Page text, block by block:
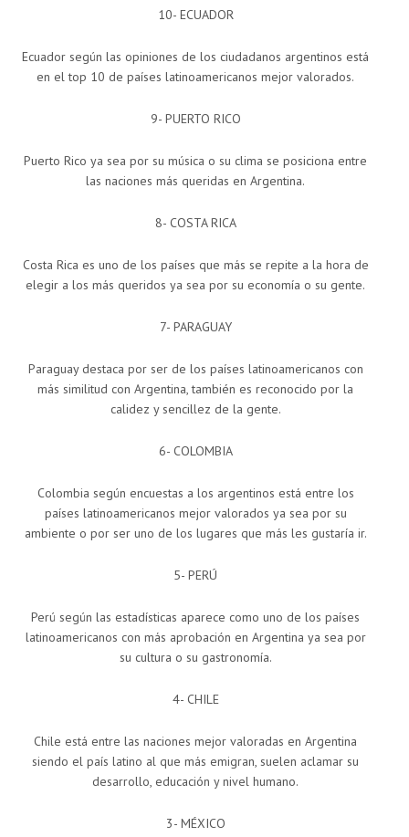
10- ECUADOR
Ecuador según las opiniones de los ciudadanos argentinos está
en el top 10 de países latinoamericanos mejor valorados.
9- PUERTO RICO
Puerto Rico ya sea por su música o su clima se posiciona entre
las naciones más queridas en Argentina.
8- COSTA RICA
Costa Rica es uno de los países que más se repite a la hora de
elegir a los más queridos ya sea por su economía o su gente.
7- PARAGUAY
Paraguay destaca por ser de los países latinoamericanos con
más similitud con Argentina, también es reconocido por la
calidez y sencillez de la gente.
6- COLOMBIA
Colombia según encuestas a los argentinos está entre los
países latinoamericanos mejor valorados ya sea por su
ambiente o por ser uno de los lugares que más les gustaría ir.
5- PERÚ
Perú según las estadísticas aparece como uno de los países
latinoamericanos con más aprobación en Argentina ya sea por
su cultura o su gastronomía.
4- CHILE
Chile está entre las naciones mejor valoradas en Argentina
siendo el país latino al que más emigran, suelen aclamar su
desarrollo, educación y nivel humano.
3- MÉXICO